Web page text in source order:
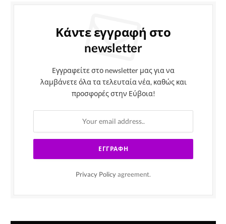
Κάντε εγγραφή στο
newsletter
Εγγραφείτε στο newsletter μας για να
λαμβάνετε όλα τα τελευταία νέα, καθώς και
προσφορές στην Εύβοια!
Privacy Policy agreement.